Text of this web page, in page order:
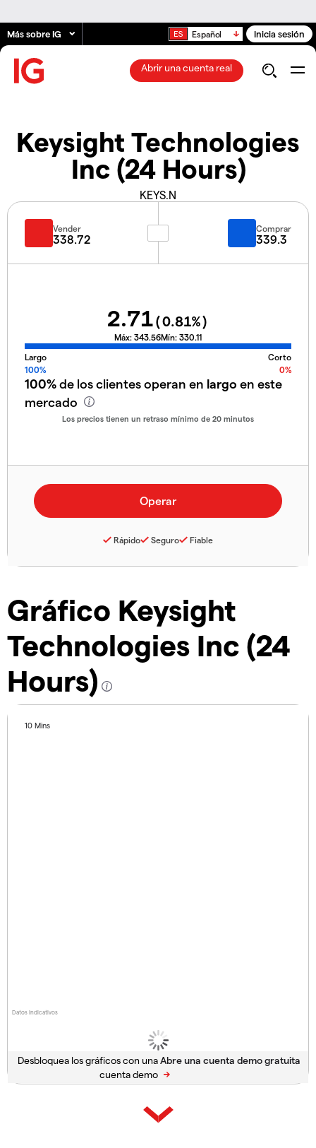
Más sobre IG Español Inicia sesión
Abrir una cuenta real
Keysight Technologies
Inc (24 Hours)
KEYS.N
Gráfico Keysight
Technologies Inc (24
Hours)
Datos indicativos
10 Mins
Desbloquea los gráficos con una
cuenta demo
Vender
338.72
Comprar
339.3
2.71(0.81%)
Máx: 343.56Mín: 330.11
Largo
Corto
100%
0%
100%de los clientes operan en largo en este
mercado
Los precios tienen un retraso mínimo de 20 minutos
Rápido Seguro Fiable